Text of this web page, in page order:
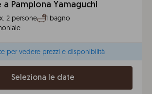
Pamplona Yamaguchi
2 persone
1 bagno
per vedere prezzi e disponibilità
Seleziona le date